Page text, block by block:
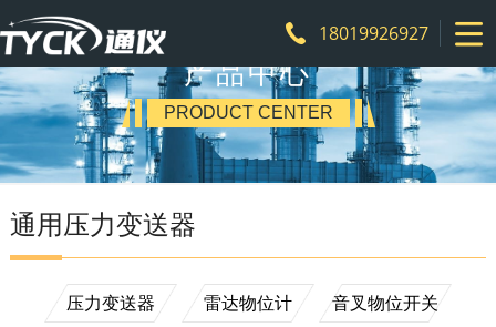
18019926927
产品中心
PRODUCT CENTER
通用压力变送器
压力变送器 雷达物位计
音叉物位开关